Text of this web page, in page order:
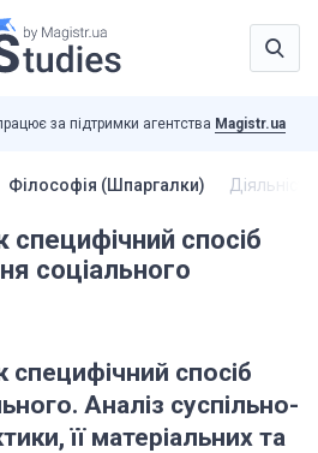
за підтримки агентства Magistr.ua
Філософія (Шпаргалки)
специфічний спосіб
соціального
специфічний спосіб
Аналіз суспільно-
її матеріальних та